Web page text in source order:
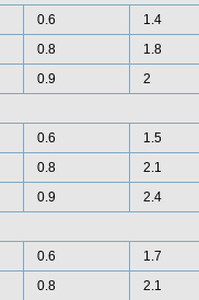
0.6 1.4
0.8 1.8
0.9 2
0.6 1.5
0.8 2.1
0.9 2.4
0.6 1.7
0.8 2.1